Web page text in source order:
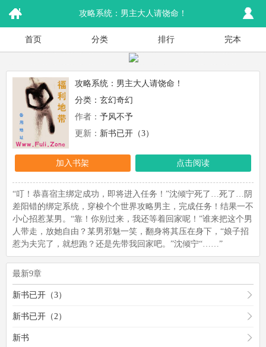
攻略系统：男主大人请饶命！
首页 分类 排行 完本
攻略系统：男主大人请饶命！
分类： 玄幻奇幻
作者： 予风不予
更新： 新书已开（3）
加入书架 点击阅读
“叮！恭喜宿主绑定成功，即将进入任务！”沈倾宁死了…死了…阴
差阳错的绑定系统，穿梭个个世界攻略男主，完成任务！结果一不
小心招惹某男。“靠！你别过来，我还等着回家呢！”谁来把这个男
人带走，放她自由？某男邪魅一笑，翻身将其压在身下，“娘子招
惹为夫完了，就想跑？还是先带我回家吧。”沈倾宁“……”
最新9章
新书已开（3）
新书已开（2）
新书